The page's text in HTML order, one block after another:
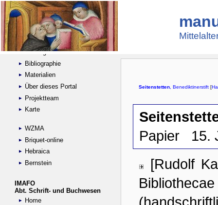
Suche
Handschriftensammlungen
Digitalisierte Handschriften
Kataloge
Bibliographie
Materialien
Über dieses Portal
Projektteam
Karte
WZMA
Briquet-online
Hebraica
Bernstein
IMAFO
Abt. Schrift- und Buchwesen
Home